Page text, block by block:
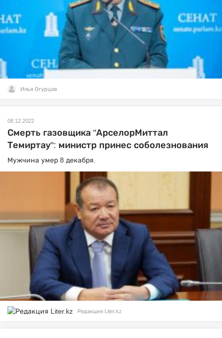
Илья Огурцов
08.12.2022
Смерть газовщика "АрселорМиттал
Темиртау": министр принес соболезнования
Мужчина умер 8 декабря.
Редакция Liter.kz